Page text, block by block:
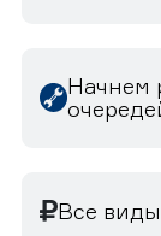
Начнем
Все